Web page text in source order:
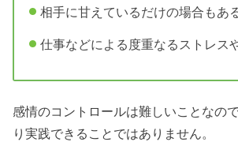
相手に甘えているだけの場合もあ
仕事などによる度重なるストレス
感情のコントロールは難しいことなの
り実践できることではありません。